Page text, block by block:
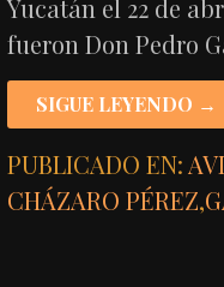
Yucatán el 22 de
fueron Don Pedro
SIGUE LEYENDO →
PUBLICADO EN:
CHÁZARO PÉREZ,